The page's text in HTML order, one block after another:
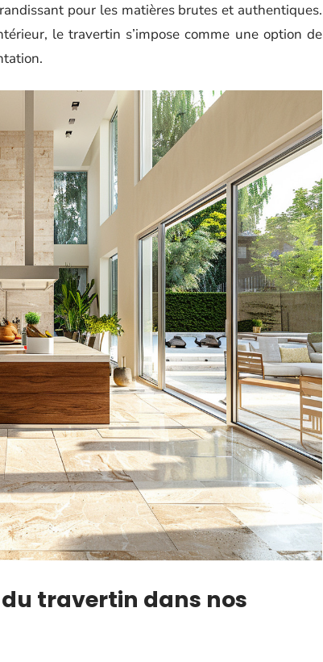
pour les matières brutes et authentiques.
le travertin s’impose comme une option de
travertin dans nos